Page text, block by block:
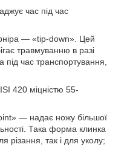
час під час
— «tip-down». Цей
травмуванню в разі
під час транспортування,
420 міцністю 55-
— надає ножу більшої
Така форма клинка
різання, так і для уколу;